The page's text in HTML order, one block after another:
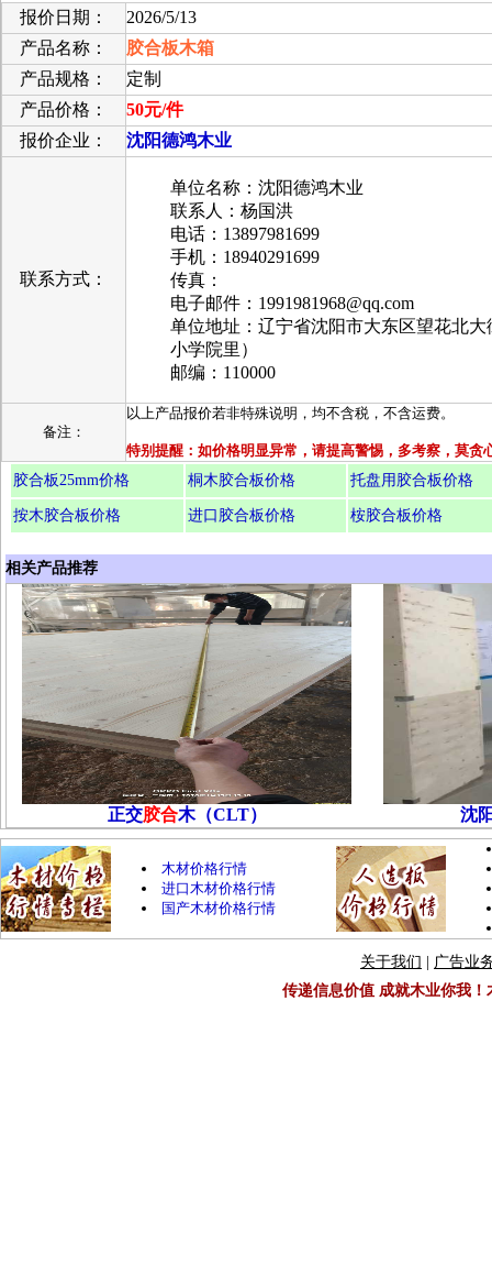
报价日期：
2026/5/13
产品名称：
胶合板木箱
产品规格：
定制
产品价格：
50元/件
报价企业：
沈阳德鸿木业
联系方式：
单位名称：沈阳德鸿木业
联系人：杨国洪
电话：13897981699
手机：18940291699
传真：
电子邮件：1991981968@qq.com
单位地址：辽宁省沈阳市大东区望花北
小学院里）
邮编：110000
备注：
以上产品报价若非特殊说明，均不含税，不含运费。
特别提醒：如价格明显异常，请提高警惕，多考察，莫贪
胶合板25mm价格
桐木胶合板价格 托盘用胶合板价格
按木胶合板价格 进口胶合板价格 桉胶合板价格
相关产品推荐
正交胶合木（CLT） 沈
木材价格行情
进口木材价格行情
国产木材价格行情
关于我们
广告业
传递信息价值 成就木业你我